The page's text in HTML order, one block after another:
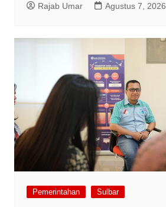
Rajab Umar Agustus 7, 2026
Pemerintahan Sulbar